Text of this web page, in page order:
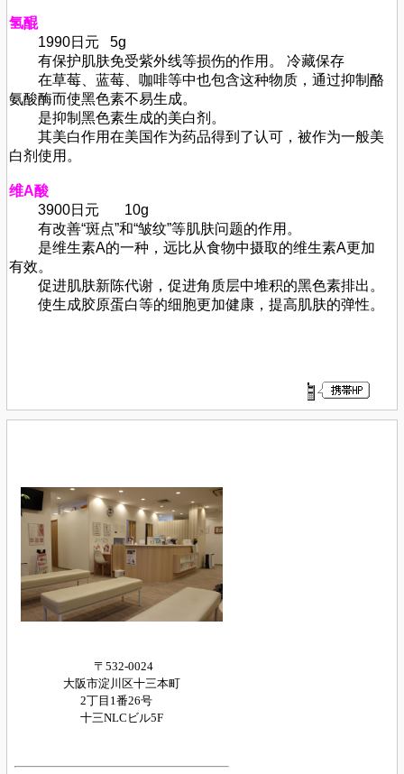
氢醌
1990日元 5g
有保护肌肤免受紫外线等损伤的作用。 冷藏保存
在草莓、蓝莓、咖啡等中也包含这种物质，通过抑制酪
氨酸酶而使黑色素不易生成。
是抑制黑色素生成的美白剂。
其美白作用在美国作为药品得到了认可，被作为一般美
白剂使用。
维A酸
3900日元 10g
有改善“斑点”和“皱纹”等肌肤问题的作用。
是维生素A的一种，远比从食物中摄取的维生素A更加
有效。
促进肌肤新陈代谢，促进角质层中堆积的黑色素排出。
使生成胶原蛋白等的细胞更加健康，提高肌肤的弹性。
〒532-0024
大阪市淀川区十三本町
2丁目1番26号
十三NLCビル5F